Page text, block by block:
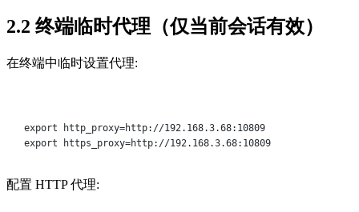
2.2 ​ ​终端临时代理（仅当前会话有效）​
在终端中临时设置代理:
export http_proxy=http://192.168.3.68:10809
export https_proxy=http://192.168.3.68:10809
配置 HTTP 代理: